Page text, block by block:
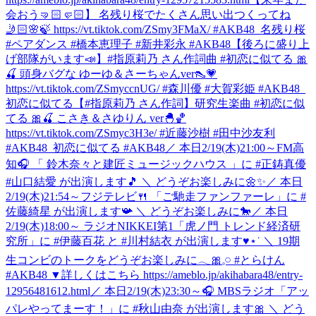
会おう🤜🏻🤛🏻】 名残り桜でたくさん思い出つくってね
🤳🏻🌸🍃 https://vt.tiktok.com/ZSmy3FMaX/ #AKB48_名残り桜
#ペアダンス #橋本恵理子 #新井彩永 #AKB48 【後ろに盛り上
げ部隊がいます📣】#指原莉乃 さん作詞曲 #初恋に似てる 🎀
🍒 頭身バグな ゆーゆ＆さーちゃんver👠💗
https://vt.tiktok.com/ZSmyccnUG/ #森川優 #大賀彩姫 #AKB48_
初恋に似てる
【#指原莉乃 さん作詞】研究生楽曲 #初恋に似
てる 🎀🍒 こさき＆さゆりん ver🐣🏀
https://vt.tiktok.com/ZSmyc3H3e/ #近藤沙樹 #田中沙友利
#AKB48_初恋に似てる #AKB48／ 本日2/19(木)21:00～FM高
知🎧 「 鈴⽊奈々と建匠ミュージックハウス 」に #正鋳真優
#山口結愛 が出演します🎵 ＼ どうぞお楽しみに🌼✨ ／ 本日
2/19(木)21:54～フジテレビ🍴 「ご馳走ファンファーレ」に #
佐藤綺星 が出演します📯 ＼ どうぞお楽しみに🐎 ／ 本日
2/19(木)18:00～ ラジオNIKKEI第1「虎ノ門 トレンド経済研
究所」に #伊藤百花 と #川村結衣 が出演します♥⋆˙ ＼ 19期
生コンビのトークをどうぞお楽しみに𓂃🎀𓈒𓏸 #とらけん
#AKB48 ▼詳しくはこちら https://ameblo.jp/akihabara48/entry-
12956481612.html ／ 本日2/19(木)23:30～🎧 MBSラジオ「アッ
パレやってまーす！」に #秋山由奈 が出演します🎀 ＼ どう